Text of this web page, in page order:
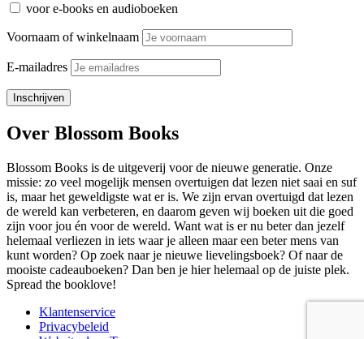
voor e-books en audioboeken
Voornaam of winkelnaam
E-mailadres
Over Blossom Books
Blossom Books is de uitgeverij voor de nieuwe generatie. Onze
missie: zo veel mogelijk mensen overtuigen dat lezen niet saai en suf
is, maar het geweldigste wat er is. We zijn ervan overtuigd dat lezen
de wereld kan verbeteren, en daarom geven wij boeken uit die goed
zijn voor jou én voor de wereld. Want wat is er nu beter dan jezelf
helemaal verliezen in iets waar je alleen maar een beter mens van
kunt worden? Op zoek naar je nieuwe lievelingsboek? Of naar de
mooiste cadeauboeken? Dan ben je hier helemaal op de juiste plek.
Spread the booklove!
Klantenservice
Privacybeleid